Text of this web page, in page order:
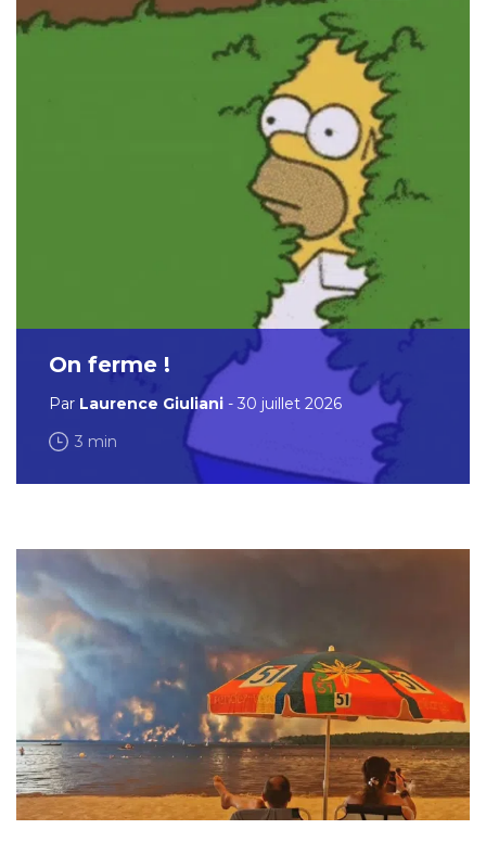
On ferme !
Par Laurence Giuliani - 30 juillet 2026
3 min